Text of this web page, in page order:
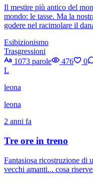
Il mestire più antico del
mondo: le tasse. Ma la
godere nel racimolare il
Esibizionismo
Trasgressioni
1073 parole
476 0
L
leona
leona
2 anni fa
Tre ore in treno
Fantasiosa ricostruzione di
vecchi amanti... cosa